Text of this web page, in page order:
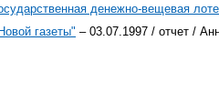
денежно-вещевая
газеты" – 03.07.1997 / отчет /